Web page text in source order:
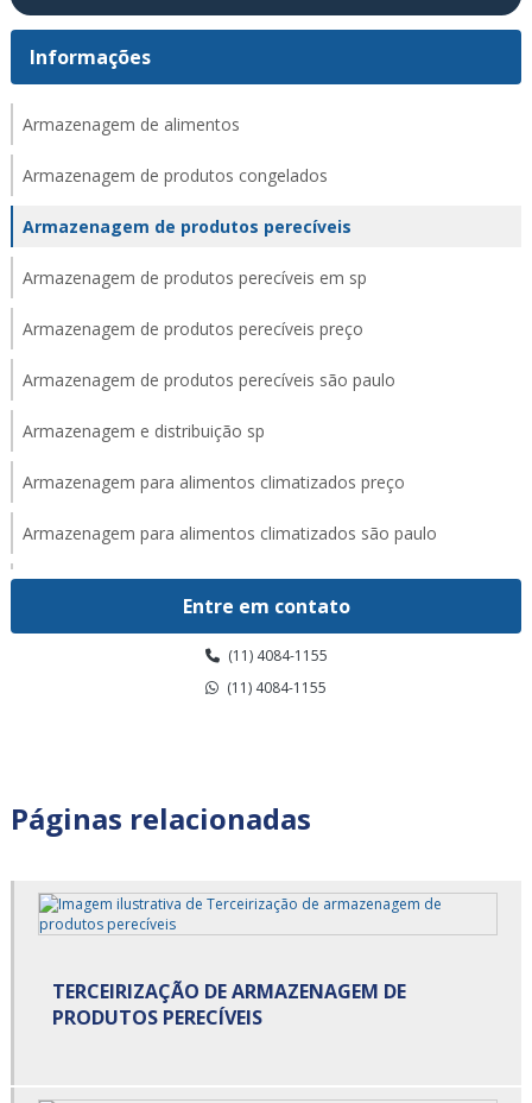
Informações
Armazenagem de alimentos
Armazenagem de produtos congelados
Armazenagem de produtos perecíveis
Armazenagem de produtos perecíveis em sp
Armazenagem de produtos perecíveis preço
Armazenagem de produtos perecíveis são paulo
Armazenagem e distribuição sp
Armazenagem para alimentos climatizados preço
Armazenagem para alimentos climatizados são paulo
Armazenagem para alimentos climatizados valor
Armazenagem para alimentos congelados em sp
Armazenagem para alimentos congelados preço
Armazenagem para alimentos refrigerados em sp
Armazenagem para alimentos refrigerados preço
Armazenagem para alimentos refrigerados são paulo
Armazenagem para alimentos refrigerados valor
Armazenamento cross docking
Entre em contato
(11) 4084-1155
(11) 4084-1155
Páginas relacionadas
TERCEIRIZAÇÃO DE ARMAZENAGEM DE
PRODUTOS PERECÍVEIS